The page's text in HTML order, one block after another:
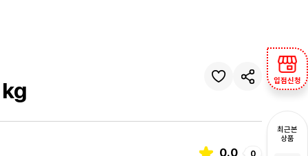
입점신청
최근본
상품
0.0 0